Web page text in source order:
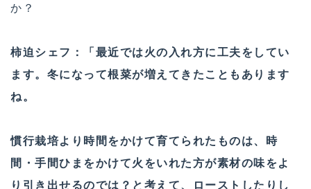
か？
柿迫シェフ：「最近では火の入れ方に工夫をしてい
ます。冬になって根菜が増えてきたこともあります
ね。
慣行栽培より時間をかけて育てられたものは、時
間・手間ひまをかけて火をいれた方が素材の味をよ
り引き出せるのでは？と考えて、ローストしたりし